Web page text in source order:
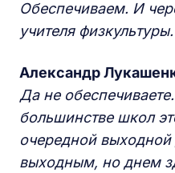
Обеспечиваем. И
учителя физкультуры.
Александр
Да не
большинстве школ
очередной выходной
выходным, но днем